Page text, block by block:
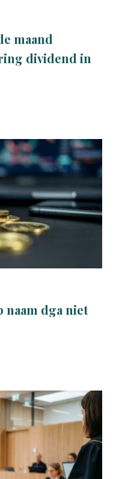
maand
dividend in
dga niet